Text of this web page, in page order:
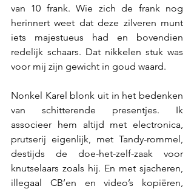
van 10 frank. Wie zich de frank nog
herinnert weet dat deze zilveren munt
iets majestueus had en bovendien
redelijk schaars. Dat nikkelen stuk was
voor mij zijn gewicht in goud waard.
Nonkel Karel blonk uit in het bedenken
van schitterende presentjes. Ik
associeer hem altijd met electronica,
prutserij eigenlijk, met Tandy-rommel,
destijds de doe-het-zelf-zaak voor
knutselaars zoals hij. En met sjacheren,
illegaal CB’en en video’s kopiëren,